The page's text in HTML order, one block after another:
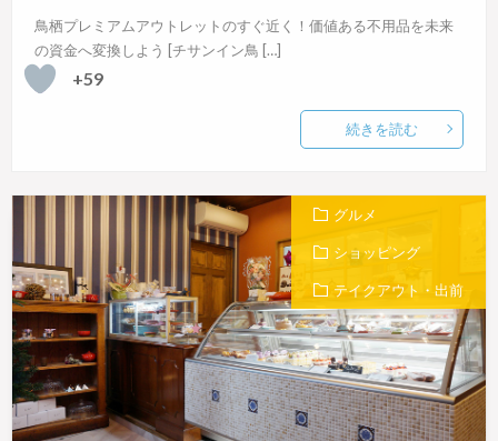
鳥栖プレミアムアウトレットのすぐ近く！価値ある不用品を未来
の資金へ変換しよう [チサンイン鳥 […]
+59
続きを読む
グルメ
ショッピング
テイクアウト・出前